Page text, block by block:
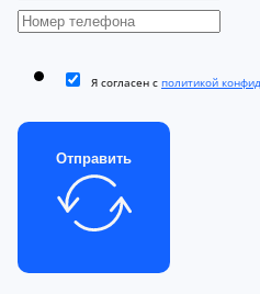
Я согласен с политикой
Отправить